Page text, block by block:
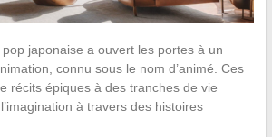
pop japonaise a ouvert les portes à un
connu sous le nom d’animé. Ces
récits épiques à des tranches de vie
à travers des histoires